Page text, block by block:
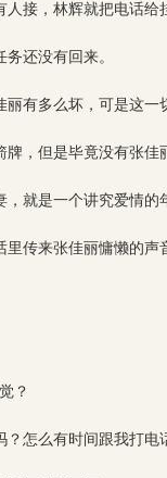
人接，林辉就把电话给
还没有回来。
丽有多么坏，可是这一
牌，但是毕竟没有张
，就是一个讲究爱情的
里传来张佳丽慵懒的声
？
？怎么有时间跟我打电